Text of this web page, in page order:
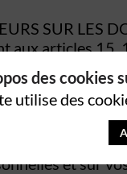
SUR LES
aux articles
des
et sur
des cookies
utilise des